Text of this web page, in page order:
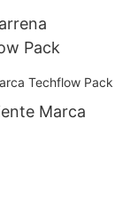
Pack
Marca